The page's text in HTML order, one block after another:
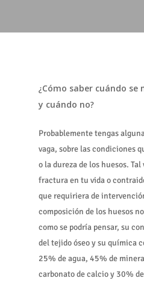
¿Cómo saber cuándo se
y cuándo no?
Probablemente tengas
vaga, sobre las condiciones
o la dureza de los huesos.
fractura en tu vida o
que requiriera de
composición de los huesos
como se podría pensar, su
del tejido óseo y su química
25% de agua, 45% de
carbonato de calcio y 30%